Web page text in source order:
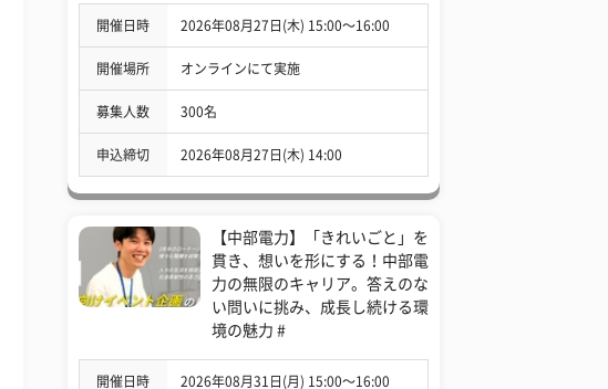
開催日時 2026年08月27日(木) 15:00〜16:00
開催場所 オンラインにて実施
募集人数 300名
申込締切 2026年08月27日(木) 14:00
【中部電力】「きれいごと」を
貫き、想いを形にする！中部電
力の無限のキャリア。答えのな
い問いに挑み、成長し続ける環
境の魅力 #
開催日時 2026年08月31日(月) 15:00〜16:00